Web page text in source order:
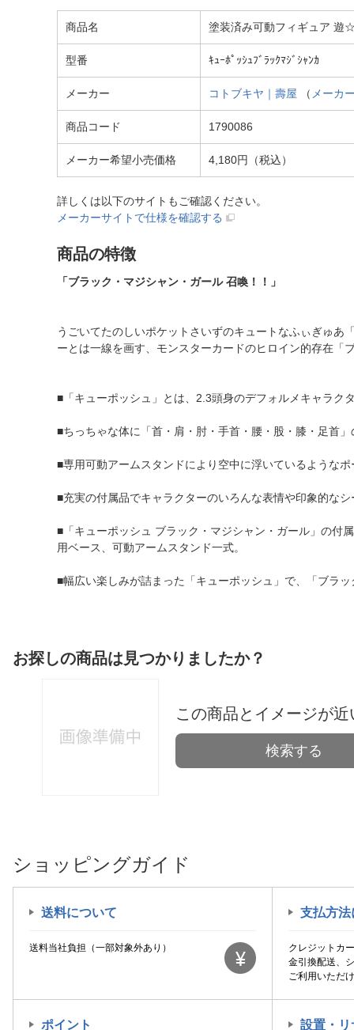
商品名 塗装済み可動フィギュア 遊
型番 ｷｭｰﾎﾟｯｼｭﾌﾞﾗｯｸﾏｼﾞｼｬﾝｶ
メーカー コトブキヤ｜壽屋 （ メーカ
商品コード 1790086
メーカー希望小売価格 4,180円（税込）
詳しくは以下のサイトもご確認ください。
メーカーサイトで仕様を確認する
商品の特徴
「ブラック・マジシャン・ガール 召喚！！」
うごいてたのしいポケットさいずのキュートなふぃぎゅ
ーとは一線を画す、モンスターカードのヒロイン的存在「
■「キューポッシュ」とは、2.3頭身のデフォルメキャラク
■ちっちゃな体に「首・肩・肘・手首・腰・股・膝・足首」
■専用可動アームスタンドにより空中に浮いているような
■充実の付属品でキャラクターのいろんな表情や印象的なシ
■「キューポッシュ ブラック・マジシャン・ガール」の付
用ベース、可動アームスタンド一式。
■幅広い楽しみが詰まった「キューポッシュ」で、「ブラ
お探しの商品は見つかりましたか？
この商品とイメージが
検索する
ショッピングガイド
送料について
送料当社負担（一部対象外あり）
支払方法
クレジットカ
金引換配送、
ご利用いただけ
ポイント 設置・リ